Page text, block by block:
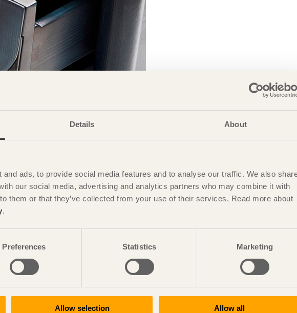
Details About
ads, to provide social media features and to analyse our traffic. We also
our social media, advertising and analytics partners who may combine it with
them or that they’ve collected from your use of their services. Read more about
.
Preferences Statistics Marketing
Allow selection Allow all